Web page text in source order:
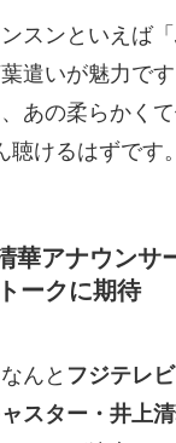
スンといえば「
遣いが魅力です
あの柔らかく
けるはずです。
華アナウンサ
ークに期待
んと フジテレ
スター・井上